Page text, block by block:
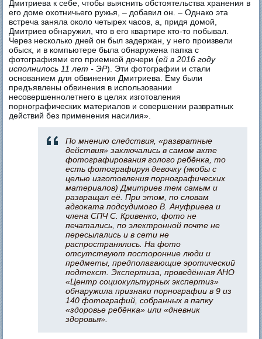
Дмитриева к себе, чтобы выяснить обстоятельства хранения в
его доме охотничьего ружья, – добавил он. – Однако эта
встреча заняла около четырех часов, а, придя домой,
Дмитриев обнаружил, что в его квартире кто-то побывал.
Через несколько дней он был задержан, у него произвели
обыск, и в компьютере была обнаружена папка с
фотографиями его приемной дочери (ей в 2016 году
исполнилось 11 лет - ЭР). Эти фотографии и стали
основанием для обвинения Дмитриева. Ему были
предъявлены обвинения в использовании
несовершеннолетнего в целях изготовления
порнографических материалов и совершении развратных
действий без применения насилия».
По мнению следствия, «развратные
действия» заключались в самом акте
фотографирования голого ребёнка, то
есть фотографируя девочку (якобы с
целью изготовления порнографических
материалов) Дмитриев тем самым и
развращал её. При этом, по словам
адвоката подсудимого В. Ануфриева и
члена СПЧ С. Кривенко, фото не
печатались, по электронной почте не
пересылались и в сети не
распространялись. На фото
отсутствуют посторонние люди и
предметы, предполагающие эротический
подтекст. Экспертиза, проведённая АНО
«Центр социокультурных экспертиз»
обнаружила признаки порнографии в 9 из
140 фотографий, собранных в папку
«здоровье ребёнка» или «дневник
здоровья».